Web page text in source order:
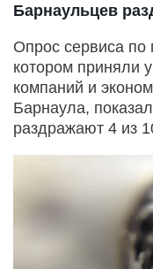
Барнаульцев
Опрос сервиса по
котором приняли
компаний и
Барнаула,
раздражают 4 из